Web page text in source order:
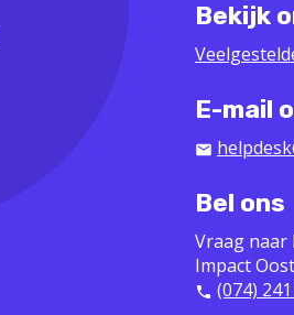
Bekijk
E-mail
Bel ons
Vraag
Impact Oost
(074)